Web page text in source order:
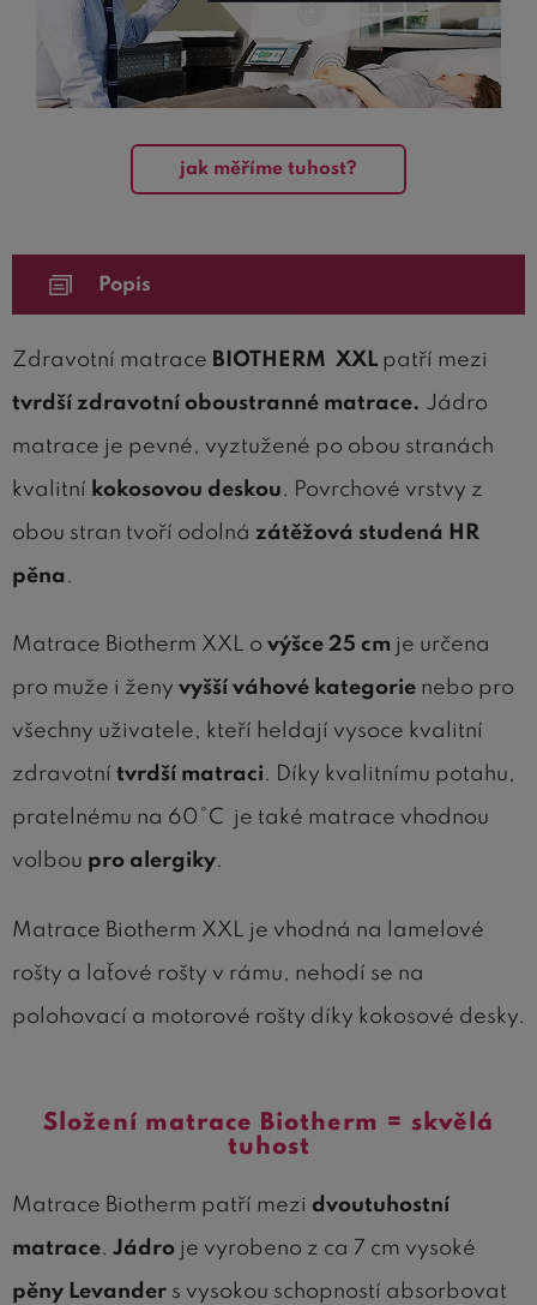
jak měříme tuhost?
Popis
Zdravotní matrace BIOTHERM XXL patří mezi
tvrdší zdravotní oboustranné matrace. Jádro
matrace je pevné, vyztužené po obou stranách
kvalitní kokosovou deskou . Povrchové vrstvy z
obou stran tvoří odolná zátěžová studená HR
pěna
Matrace Biotherm XXL o výšce 25 cm je určena
pro muže i ženy vyšší váhové kategorie nebo pro
všechny uživatele, kteří heldají vysoce kvalitní
zdravotní tvrdší matraci. Díky kvalitnímu potahu,
pratelnému na 60°C je také matrace vhodnou
volbou pro alergiky.
Matrace Biotherm XXL je vhodná na lamelové
rošty a laťové rošty v rámu, nehodí se na
polohovací a motorové rošty díky kokosové desky.
Složení matrace Biotherm = skvělá
tuhost
Matrace Biotherm patří mezi dvoutuhostní
matrace. Jádro je vyrobeno z ca 7 cm vysoké
pěny Levander s vysokou schopností absorbovat